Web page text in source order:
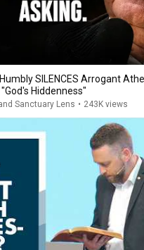
SILENCES Arrogant
Hiddenness"
Sanctuary Lens • 243K views